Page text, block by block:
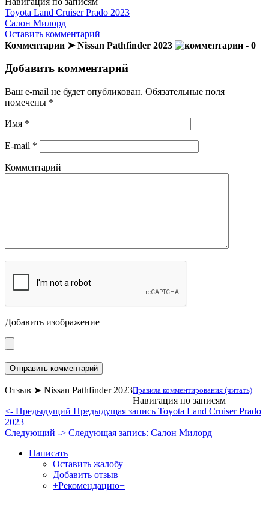
Toyota Land Cruiser Prado 2023
Салон Милорд
Оставить комментарий
Комментарии ➤ Nissan Pathfinder 2023
- 0
Добавить комментарий
Ваш e-mail не будет опубликован. Обязательные поля
помечены *
Имя *
E-mail *
Комментарий
Добавить изображение
Правила комментирования (читать)
Отзыв ➤ Nissan Pathfinder 2023
Навигация по записям
<- Предыдущий Предыдущая запись Toyota Land Cruiser Prado
2023
Следующий -> Следующая запись: Салон Милорд
Написать
Оставить жалобу
Добавить отзыв
+Рекомендацию+